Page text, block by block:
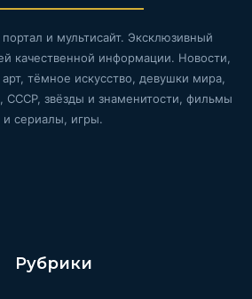
и мультисайт. Эксклюзивный
качественной информации. Новости,
тёмное искусство, девушки мира,
СССР, звёзды и знаменитости, фильмы
и сериалы, игры.
Рубрики